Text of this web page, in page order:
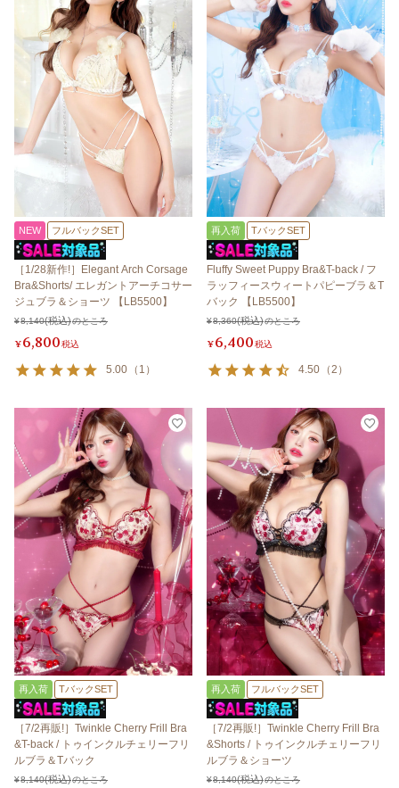
NEW フルバックSET
［1/28新作!］Elegant Arch Corsage
Bra&Shorts/ エレガントアーチコサー
ジュブラ＆ショーツ 【LB5500】
¥8,140 のところ
¥6,800税込
5.00 （ 1 ）
再入荷 TバックSET
Fluffy Sweet Puppy Bra&T-back / フ
ラッフィースウィートパピーブラ＆T
バック 【LB5500】
¥8,360 のところ
¥6,400税込
4.50 （2 ）
再入荷 TバックSET
［7/2再販!］Twinkle Cherry Frill Bra
&T-back / トゥインクルチェリーフリ
ルブラ＆Tバック
¥8,140 のところ
再入荷 フルバックSET
［7/2再販!］Twinkle Cherry Frill Bra
&Shorts / トゥインクルチェリーフリ
ルブラ＆ショーツ
¥8,140 のところ